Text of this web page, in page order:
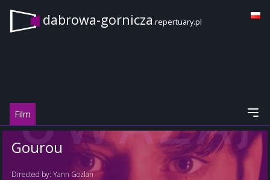
dabrowa-gornicza.repertuary.pl
Film
Gourou
Directed by: Yann Gozlan